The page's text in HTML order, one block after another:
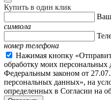
Купить в один клик
символа
номер телефона
Нажимая кнопку
обработку моих персональных
Федеральным законом от
персональных данных», на
определенных в Согласии на